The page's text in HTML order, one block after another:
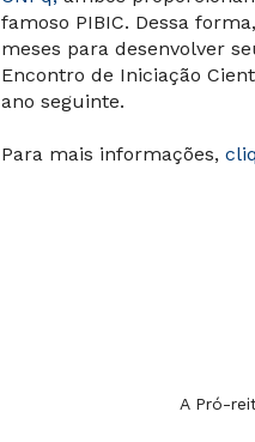
famoso PIBIC. Dessa
meses para desenvolver
Encontro de Iniciação
ano seguinte.
Para mais informações,
A Pró-